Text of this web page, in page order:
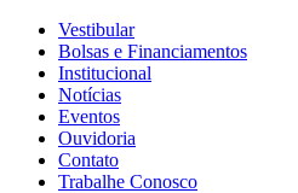
Vestibular
Bolsas e Financiamentos
Institucional
Notícias
Eventos
Ouvidoria
Contato
Trabalhe Conosco